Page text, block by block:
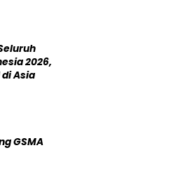
2026,
Asia
GSMA